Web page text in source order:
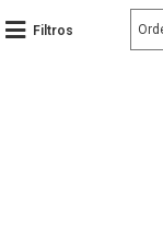
Filtros